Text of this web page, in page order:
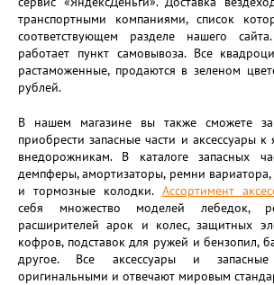
транспортными компаниями, список
соответствующем разделе нашего
работает пункт самовывоза. Все
растаможенные, продаются в зеленом
рублей.
В нашем магазине вы также сможете
приобрести запасные части и аксессуары к
внедорожникам. В каталоге запасных
демпферы, амортизаторы, ремни вариатора,
и тормозные колодки. Ассортимент
себя множество моделей лебедок,
расширителей арок и колес, защитных
кофров, подставок для ружей и бензопил,
другое. Все аксессуары и
оригинальными и отвечают мировым